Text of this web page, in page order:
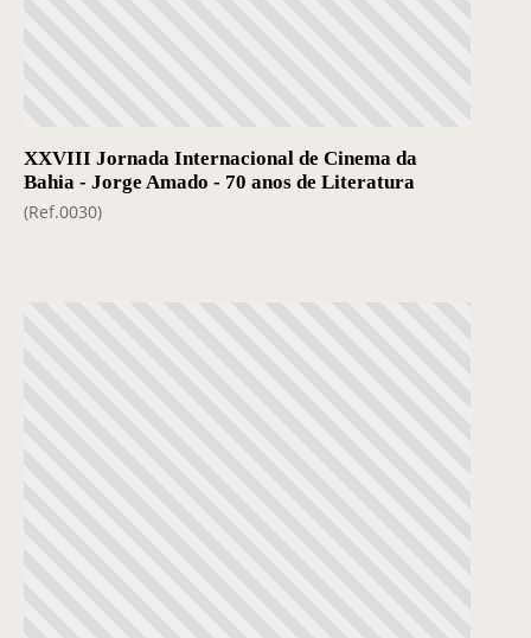
XXVIII Jornada Internacional de Cinema da
Bahia - Jorge Amado - 70 anos de Literatura
(Ref.0030)